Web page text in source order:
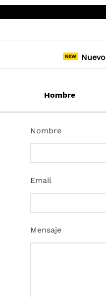
Nuevo
Hombre
Contáctenos
Nombre
Email
Mensaje